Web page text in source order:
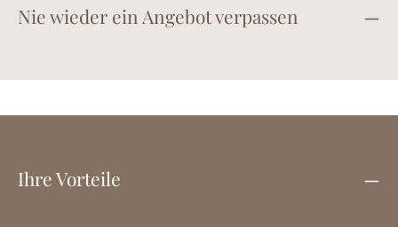
Nie wieder ein Angebot verpassen
Ihre Vorteile